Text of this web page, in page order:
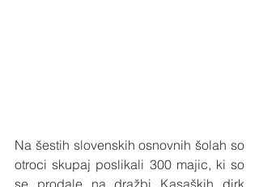
Na šestih slovenskih osnovnih šolah so
otroci skupaj poslikali 300 majic, ki so